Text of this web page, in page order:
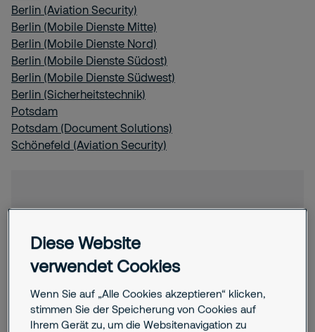
Berlin (Aviation Security)
Berlin (Mobile Dienste Mitte)
Berlin (Mobile Dienste Nord)
Berlin (Mobile Dienste Südost)
Berlin (Mobile Dienste Südwest)
Berlin (Sicherheitstechnik)
Potsdam
Potsdam (Document Solutions)
Schönefeld (Aviation Security)
Diese Website
verwendet Cookies
Wenn Sie auf „Alle Cookies akzeptieren“ klicken,
stimmen Sie der Speicherung von Cookies auf
Ihrem Gerät zu, um die Websitenavigation zu